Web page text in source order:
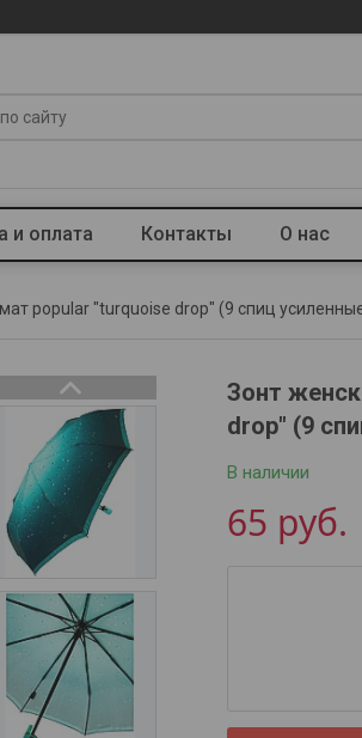
и оплата Контакты О нас
popular "turquoise drop" (9 спиц
Зонт
drop" (9
В наличии
65 руб.